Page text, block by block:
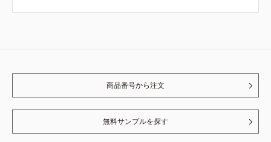
商品番号から注文
無料サンプルを探す